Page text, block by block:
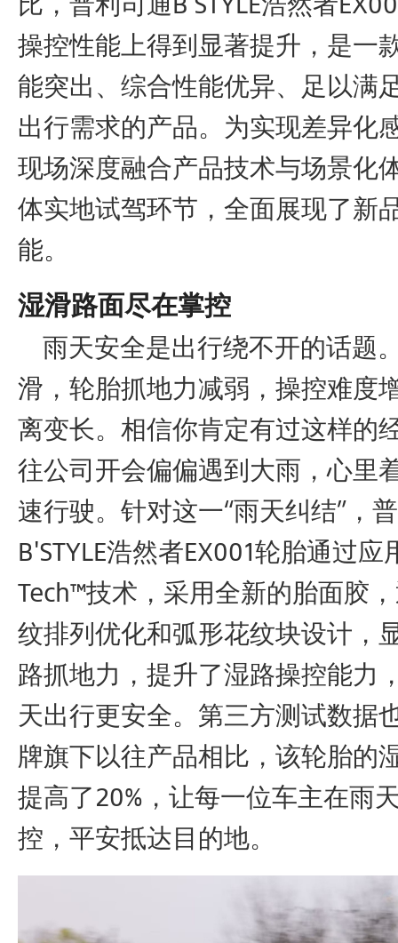
操控性能上得到显著提升，是一
能突出、综合性能优异、足以满
出行需求的产品。为实现差异化
现场深度融合产品技术与场景化
体实地试驾环节，全面展现了新
能。
湿滑路面尽在掌控
雨天安全是出行绕不开的话题
滑，轮胎抓地力减弱，操控难度
离变长。相信你肯定有过这样的
往公司开会偏偏遇到大雨，心里
速行驶。针对这一“雨天纠结”，
B'STYLE浩然者EX001轮胎通过
Tech™技术，采用全新的胎面胶
纹排列优化和弧形花纹块设计，
路抓地力，提升了湿路操控能力
天出行更安全。第三方测试数据
牌旗下以往产品相比，该轮胎的
提高了20%，让每一位车主在雨
控，平安抵达目的地。